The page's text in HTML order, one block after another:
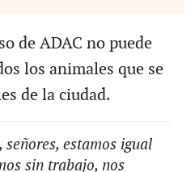
de ADAC no puede
los animales que se
de la ciudad.
estamos igual
sin trabajo, nos